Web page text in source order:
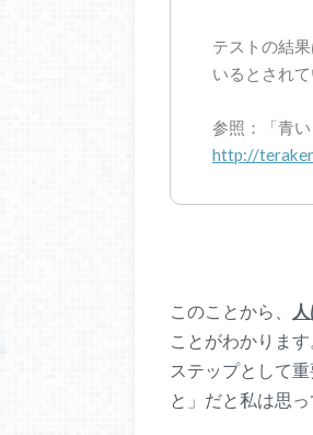
テストの結
いるとされ
参照：「青
http://
このことから、
ことがわかりま
ステップとして
と」だと私は思っ